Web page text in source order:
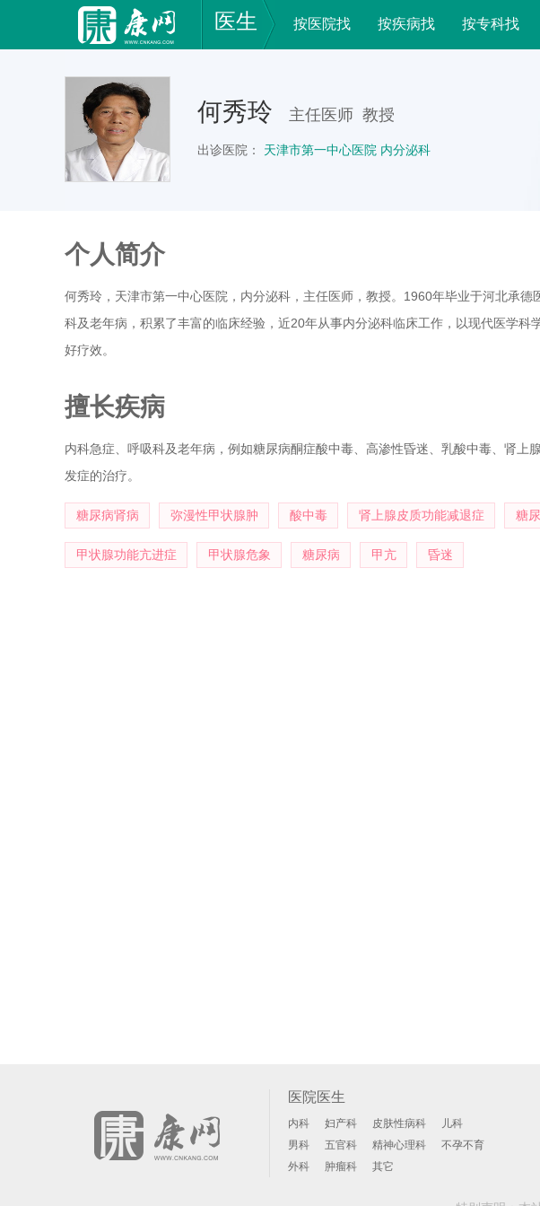
医生 按医院找 按疾病找 按专科找
何秀玲 主任医师 教授
出诊医院： 天津市第一中心医院 内分泌科
个人简介
何秀玲，天津市第一中心医院，内分泌科，主任医师，教授。1960年毕业于河北承
科及老年病，积累了丰富的临床经验，近20年从事内分泌科临床工作，以现代医学
好疗效。
擅长疾病
内科急症、呼吸科及老年病，例如糖尿病酮症酸中毒、高渗性昏迷、乳酸中毒、肾上
发症的治疗。
糖尿病肾病 弥漫性甲状腺肿 酸中毒 肾上腺皮质功能减退症 糖
甲状腺功能亢进症 甲状腺危象 糖尿病 甲亢 昏迷
医院医生
内科 妇产科 皮肤性病科
儿科
男科
五官科 精神心理科
不孕不育
外科
肿瘤科 其它